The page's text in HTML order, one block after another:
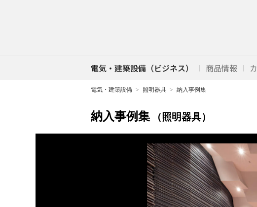
電気・建築設備（ビジネス） 商品情報
電気・建築設備 照明器具 納入事例集
納入事例集 （照明器具）